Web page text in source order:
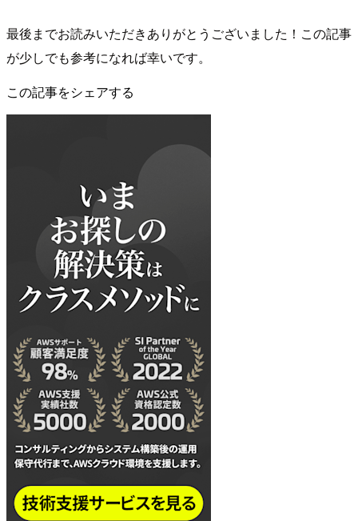
最後までお読みいただきありがとうございました！この記事
が少しでも参考になれば幸いです。
この記事をシェアする